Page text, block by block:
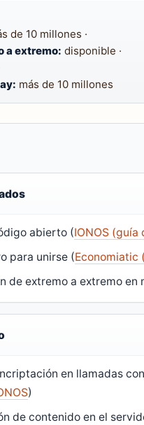
de 10 millones ·
a extremo: disponible ·
más de 10 millones
abierto (IONOS
para unirse (
de extremo a extremo en
en llamadas
)
de contenido en el